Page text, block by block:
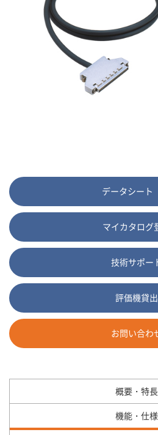
データシート
マイカタログ
技術サポー
評価機貸出
お問い合わ
概要・特長
機能・仕様